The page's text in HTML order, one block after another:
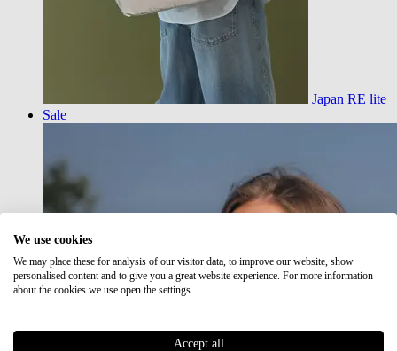
Japan RE lite
Sale
We use cookies
We may place these for analysis of our visitor data, to improve our website, show
personalised content and to give you a great website experience. For more information
about the cookies we use open the settings.
Accept all